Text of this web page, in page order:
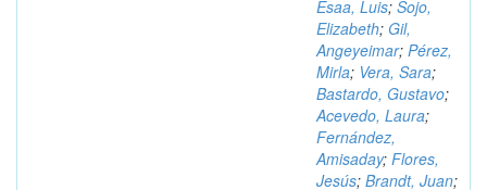
Esaa, Luis; Sojo,
Elizabeth; Gil,
Angeyeimar; Pérez,
Mirla; Vera, Sara;
Bastardo, Gustavo;
Acevedo, Laura;
Fernández,
Amisaday; Flores,
Jesús; Brandt, Juan;